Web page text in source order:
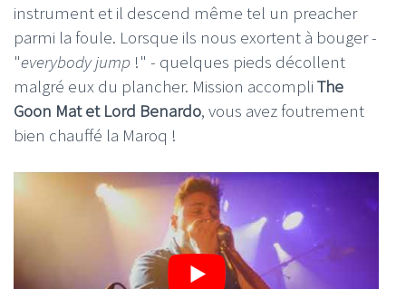
instrument et il descend même tel un preacher
parmi la foule. Lorsque ils nous exortent à bouger -
"everybody jump !" - quelques pieds décollent
malgré eux du plancher. Mission accompli The
Goon Mat et Lord Benardo, vous avez foutrement
bien chauffé la Maroq !